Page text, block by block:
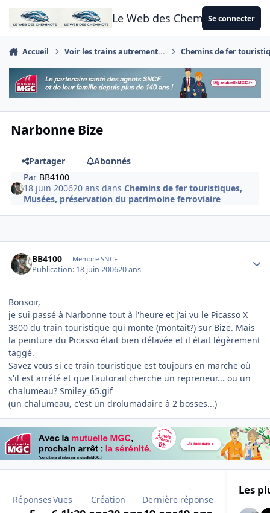
Aller au contenu
Le Web des CheminotsSe connecter
Accueil Voir les trains autrement... Chemins de fer
Narbonne Bize
Partager
Abonnés
Par BB4100
18 juin 200620 ans dansChemins de fer touristiques,
Musées, préservation du patrimoine ferroviaire
BB4100 Membre SNCF
Publication: 18 juin 200620 ans
Bonsoir,
je sui passé à Narbonne tout à l'heure et j'ai vu le Picasso X
3800 du train touristique qui monte (montait?) sur Bize. Mais
la peinture du Picasso était bien délavée et il était légèrement
taggé.
Savez vous si ce train touristique est toujours en marche où
s'il est arrété et que l'autorail cherche un repreneur... ou un
chalumeau? Smiley_65.gif
(un chalumeau, c'est un drolumadaire à 2 bosses...)
RéponsesVues Création Dernière réponse
Les